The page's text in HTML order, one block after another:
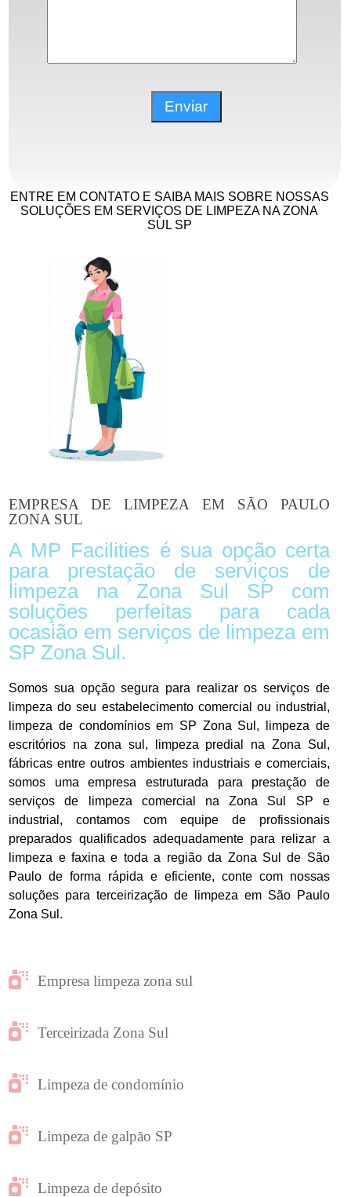
ENTRE EM CONTATO E SAIBA MAIS SOBRE NOSSAS
SOLUÇÕES EM SERVIÇOS DE LIMPEZA NA ZONA
SUL SP
EMPRESA DE LIMPEZA EM SÃO PAULO
ZONA SUL
A MP Facilities é sua opção certa
para prestação de serviços de
limpeza na Zona Sul SP com
soluções perfeitas para cada
ocasião em serviços de limpeza em
SP Zona Sul.
Somos sua opção segura para realizar os serviços de
limpeza do seu estabelecimento comercial ou industrial,
limpeza de condomínios em SP Zona Sul, limpeza de
escritórios na zona sul, limpeza predial na Zona Sul,
fábricas entre outros ambientes industriais e comerciais,
somos uma empresa estruturada para prestação de
serviços de limpeza comercial na Zona Sul SP e
industrial, contamos com equipe de profissionais
preparados qualificados adequadamente para relizar a
limpeza e faxina e toda a região da Zona Sul de São
Paulo de forma rápida e eficiente, conte com nossas
soluções para terceirização de limpeza em São Paulo
Zona Sul.
Empresa limpeza zona sul
Terceirizada Zona Sul
Limpeza de condomínio
Limpeza de galpão SP
Limpeza de depósito